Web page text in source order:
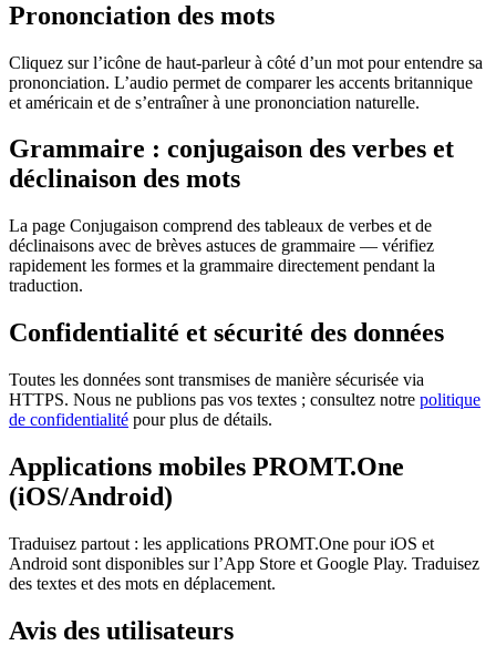
Prononciation des mots
Cliquez sur l’icône de haut-parleur à côté d’un mot pour entendre sa
prononciation. L’audio permet de comparer les accents britannique
et américain et de s’entraîner à une prononciation naturelle.
Grammaire : conjugaison des verbes et
déclinaison des mots
La page Conjugaison comprend des tableaux de verbes et de
déclinaisons avec de brèves astuces de grammaire — vérifiez
rapidement les formes et la grammaire directement pendant la
traduction.
Confidentialité et sécurité des données
Toutes les données sont transmises de manière sécurisée via
HTTPS. Nous ne publions pas vos textes ; consultez notre politique
de confidentialité pour plus de détails.
Applications mobiles PROMT.One
(iOS/Android)
Traduisez partout : les applications PROMT.One pour iOS et
Android sont disponibles sur l’App Store et Google Play. Traduisez
des textes et des mots en déplacement.
Avis des utilisateurs